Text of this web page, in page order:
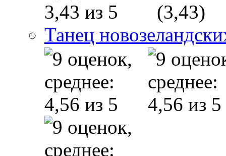
(3,43)
Танец